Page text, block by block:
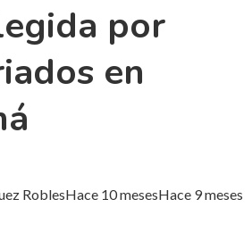
por
en
RoblesHace 10 mesesHace 9 meses